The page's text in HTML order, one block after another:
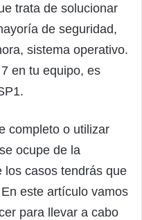
trata de solucionar
de seguridad,
sistema operativo.
en tu equipo, es
completo o utilizar
ocupe de la
los casos tendrás que
este artículo vamos
para llevar a cabo